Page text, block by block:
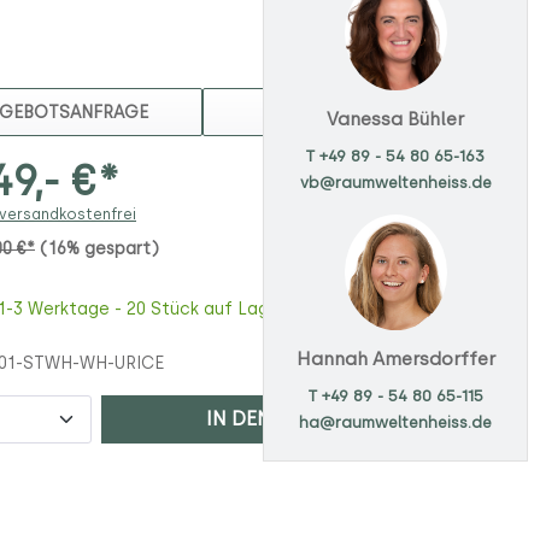
MERKEN
€*
€* (16% gespart)
3 Werktage - 20 Stück auf Lager
STWH-WH-URICE
IN DEN WARENKORB
Vanessa Bühler
T +49 89 - 54 80 65-163
vb@raumweltenheiss.de
Hannah Amersdorffer
T +49 89 - 54 80 65-115
ha@raumweltenheiss.de